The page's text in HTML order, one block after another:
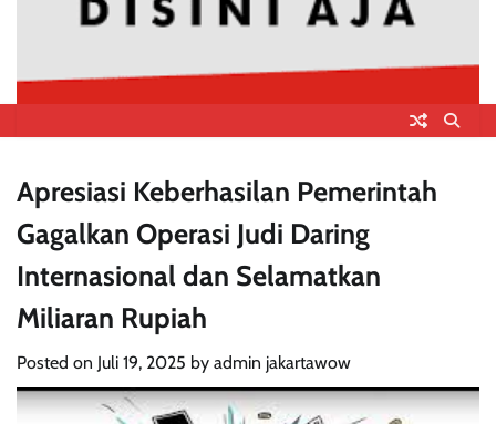
Apresiasi Keberhasilan Pemerintah
Gagalkan Operasi Judi Daring
Internasional dan Selamatkan
Miliaran Rupiah
Posted on Juli 19, 2025 by admin jakartawow